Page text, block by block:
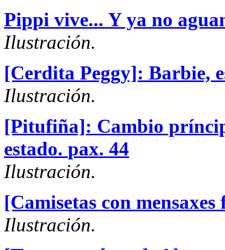
Pippi vive... Y ya no
Ilustración.
[Cerdita Peggy]: Barbie,
Ilustración.
[Pitufiña]: Cambio
estado. pax. 44
Ilustración.
[Camisetas con
Ilustración.